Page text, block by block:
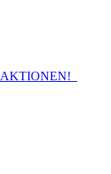
AKTIONEN!